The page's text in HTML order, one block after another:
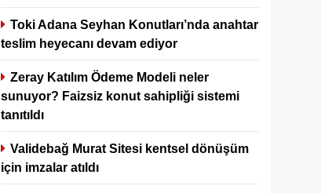
Toki Adana Seyhan Konutları’nda anahtar
teslim heyecanı devam ediyor
Zeray Katılım Ödeme Modeli neler
sunuyor? Faizsiz konut sahipliği sistemi
tanıtıldı
Validebağ Murat Sitesi kentsel dönüşüm
için imzalar atıldı